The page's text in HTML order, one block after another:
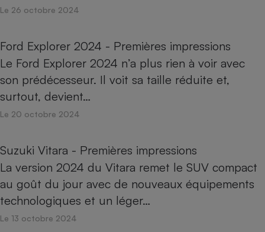
Le 26 octobre 2024
Ford Explorer 2024 - Premières impressions
Le Ford Explorer 2024 n’a plus rien à voir avec
son prédécesseur. Il voit sa taille réduite et,
surtout, devient…
Le 20 octobre 2024
Suzuki Vitara - Premières impressions
La version 2024 du Vitara remet le SUV compact
au goût du jour avec de nouveaux équipements
technologiques et un léger…
Le 13 octobre 2024